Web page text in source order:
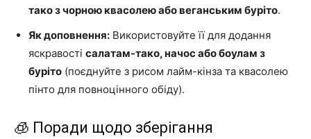
тако з чорною квасолею або веганським буріто.
Як доповнення: Використовуйте її для додання
яскравості салатам-тако, начос або боулам з
буріто (поєднуйте з рисом лайм-кінза та квасолею
пінто для повноцінного обіду).
🧊 Поради щодо зберігання